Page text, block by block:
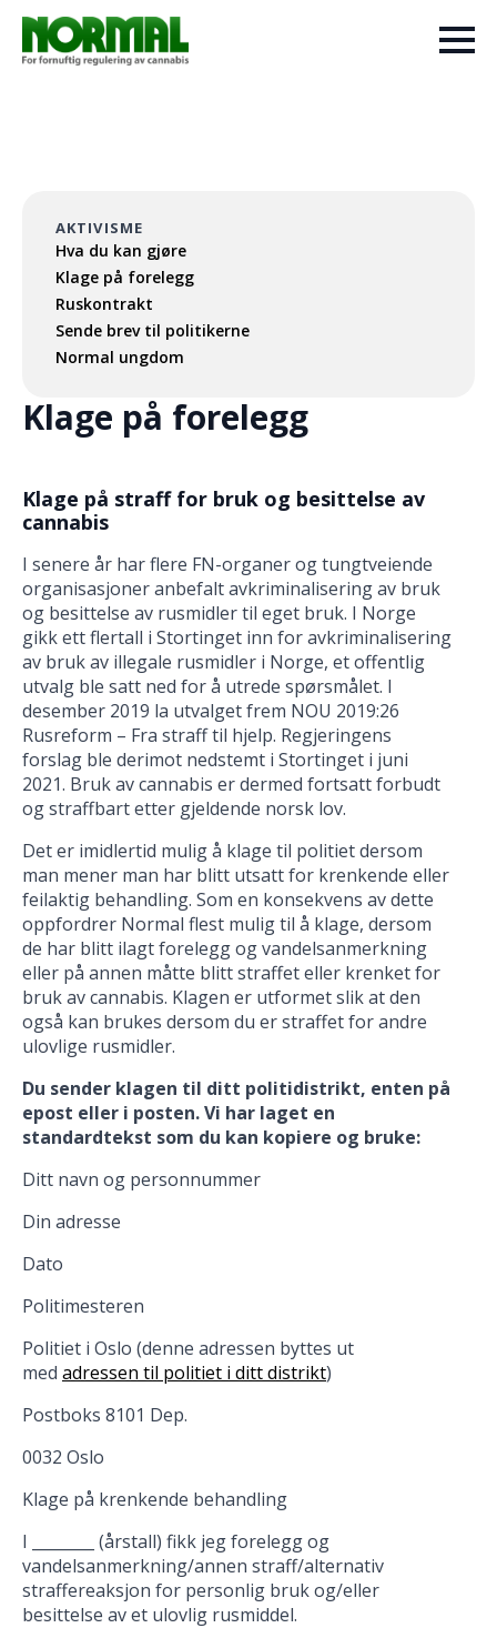
AKTIVISME
Hva du kan gjøre
Klage på forelegg
Ruskontrakt
Sende brev til politikerne
Normal ungdom
Klage på forelegg
Klage på straff for bruk og besittelse av
cannabis
I senere år har flere FN-organer og tungtveiende
organisasjoner anbefalt avkriminalisering av bruk
og besittelse av rusmidler til eget bruk. I Norge
gikk ett flertall i Stortinget inn for avkriminalisering
av bruk av illegale rusmidler i Norge, et offentlig
utvalg ble satt ned for å utrede spørsmålet. I
desember 2019 la utvalget frem NOU 2019:26
Rusreform – Fra straff til hjelp. Regjeringens
forslag ble derimot nedstemt i Stortinget i juni
2021. Bruk av cannabis er dermed fortsatt forbudt
og straffbart etter gjeldende norsk lov.
Det er imidlertid mulig å klage til politiet dersom
man mener man har blitt utsatt for krenkende eller
feilaktig behandling. Som en konsekvens av dette
oppfordrer Normal flest mulig til å klage, dersom
de har blitt ilagt forelegg og vandelsanmerkning
eller på annen måtte blitt straffet eller krenket for
bruk av cannabis. Klagen er utformet slik at den
også kan brukes dersom du er straffet for andre
ulovlige rusmidler.
Du sender klagen til ditt politidistrikt, enten på
epost eller i posten. Vi har laget en
standardtekst som du kan kopiere og bruke:
Ditt navn og personnummer
Din adresse
Dato
Politimesteren
Politiet i Oslo (denne adressen byttes ut
med adressen til politiet i ditt distrikt)
Postboks 8101 Dep.
0032 Oslo
Klage på krenkende behandling
I ­­­­________ (årstall) fikk jeg forelegg og
vandelsanmerkning/annen straff/alternativ
straffereaksjon for personlig bruk og/eller
besittelse av et ulovlig rusmiddel.